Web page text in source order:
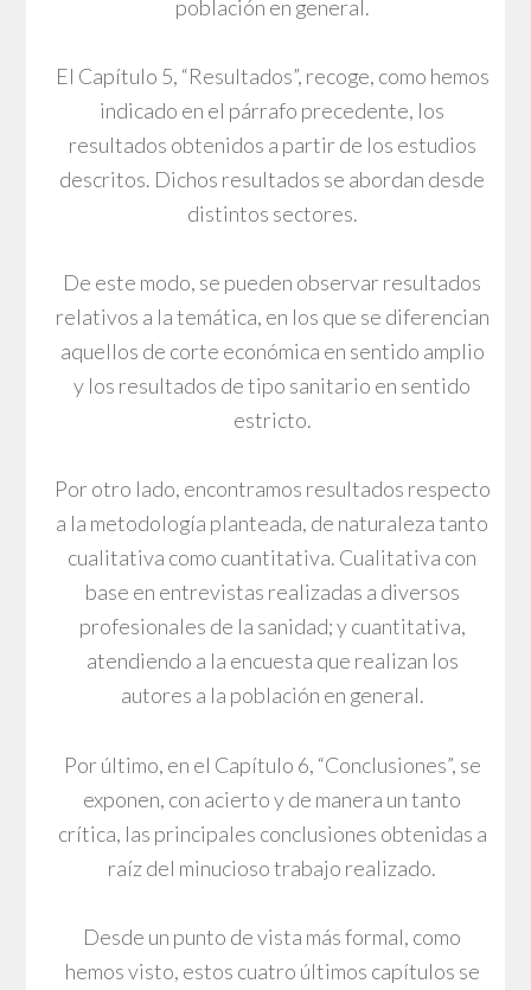
población en general.
El Capítulo 5, “Resultados”, recoge, como hemos
indicado en el párrafo precedente, los
resultados obtenidos a partir de los estudios
descritos. Dichos resultados se abordan desde
distintos sectores.
De este modo, se pueden observar resultados
relativos a la temática, en los que se diferencian
aquellos de corte económica en sentido amplio
y los resultados de tipo sanitario en sentido
estricto.
Por otro lado, encontramos resultados respecto
a la metodología planteada, de naturaleza tanto
cualitativa como cuantitativa. Cualitativa con
base en entrevistas realizadas a diversos
profesionales de la sanidad; y cuantitativa,
atendiendo a la encuesta que realizan los
autores a la población en general.
Por último, en el Capítulo 6, “Conclusiones”, se
exponen, con acierto y de manera un tanto
crítica, las principales conclusiones obtenidas a
raíz del minucioso trabajo realizado.
Desde un punto de vista más formal, como
hemos visto, estos cuatro últimos capítulos se